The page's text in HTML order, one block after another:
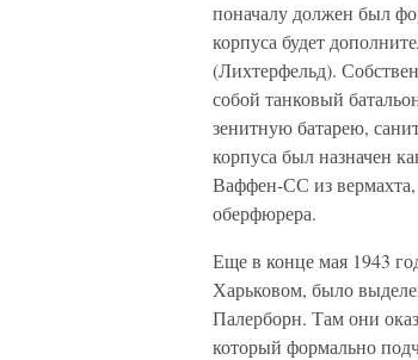
поначалу должен был
корпуса будет
(Лихтерфельд).
собой танковый
зенитную батарею,
корпуса был назначен
Ваффен-СС из
оберфюрера.
Еще в конце мая 1943
Харьковом, было
Палерборн. Там они
который формально